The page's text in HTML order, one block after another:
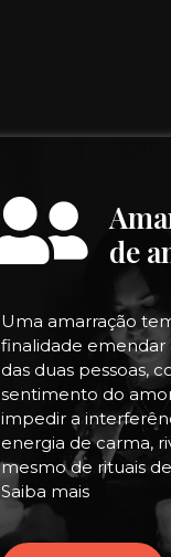
de
Uma amarração
finalidade emendar
das duas pessoas,
sentimento do
impedir a
energia de carma,
mesmo de rituais
Saiba mais